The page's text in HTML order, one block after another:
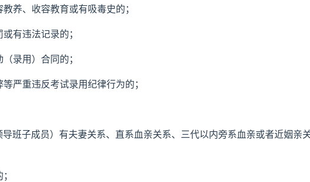
养、收容教育或有吸毒史的；
有违法记录的；
录用）合同的；
严重违反考试录用纪律行为的；
班子成员）有夫妻关系、直系血亲关系、三代以内旁系血亲或者近姻亲